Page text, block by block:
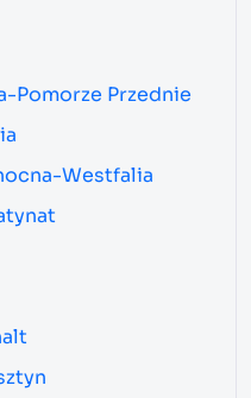
Pomorze Przednie
Westfalia